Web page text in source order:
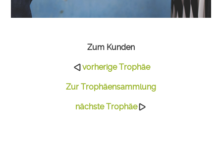
Zum Kunden
vorherige Trophäe
Zur Trophäensammlung
nächste Trophäe